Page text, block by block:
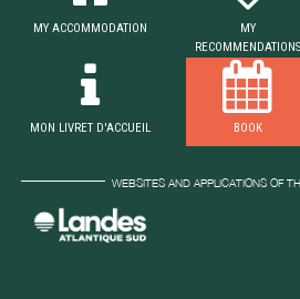
MY ACCOMMODATION
MY
RECOMMENDATIONS
MON LIVRET D'ACCUEIL BOOK
WEBSITES AND APPLICATIONS OF